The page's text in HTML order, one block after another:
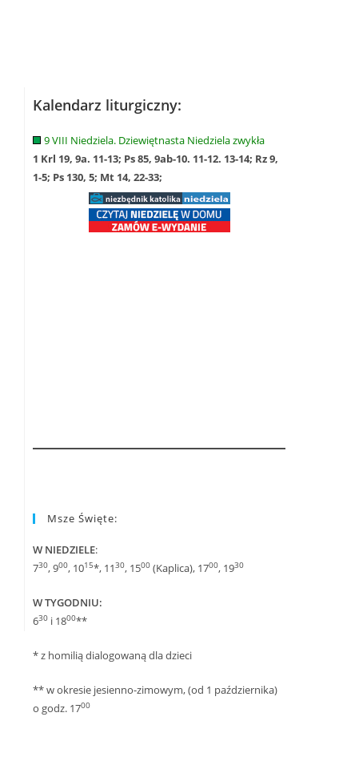
Kalendarz liturgiczny:
9 VIII Niedziela. Dziewiętnasta Niedziela zwykła
1 Krl 19, 9a. 11-13; Ps 85, 9ab-10. 11-12. 13-14; Rz 9,
1-5; Ps 130, 5; Mt 14, 22-33;
Msze Święte:
W NIEDZIELE:
730, 900, 1015*, 1130, 1500 (Kaplica), 1700, 1930
W TYGODNIU:
630 i 1800**
* z homilią dialogowaną dla dzieci
** w okresie jesienno-zimowym, (od 1 października)
o godz. 1700